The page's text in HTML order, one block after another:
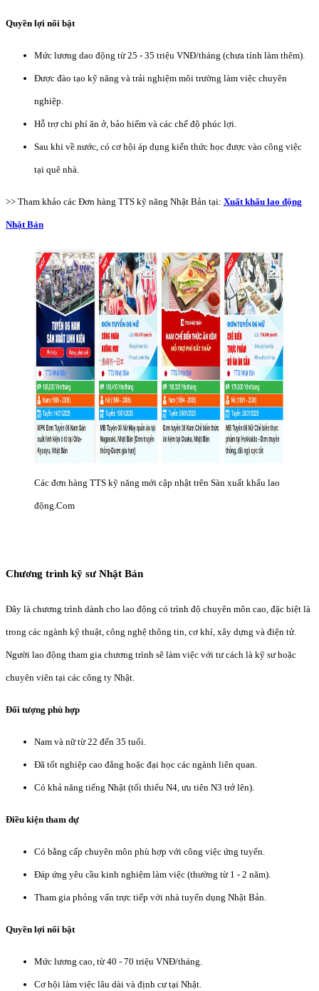
Quyền lợi nổi bật
Mức lương dao động từ 25 - 35 triệu VNĐ/tháng (chưa tính làm thêm).
Được đào tạo kỹ năng và trải nghiệm môi trường làm việc chuyên
nghiệp.
Hỗ trợ chi phí ăn ở, bảo hiểm và các chế độ phúc lợi.
Sau khi về nước, có cơ hội áp dụng kiến thức học được vào công việc
tại quê nhà.
>> Tham khảo các Đơn hàng TTS kỹ năng Nhật Bản tại: Xuất khẩu lao động
Nhật Bản
Các đơn hàng TTS kỹ năng mới cập nhật trên Sàn xuất khẩu lao
động.Com
Chương trình kỹ sư Nhật Bản
Đây là chương trình dành cho lao động có trình độ chuyên môn cao, đặc biệt là
trong các ngành kỹ thuật, công nghệ thông tin, cơ khí, xây dựng và điện tử.
Người lao động tham gia chương trình sẽ làm việc với tư cách là kỹ sư hoặc
chuyên viên tại các công ty Nhật.
Đối tượng phù hợp
Nam và nữ từ 22 đến 35 tuổi.
Đã tốt nghiệp cao đẳng hoặc đại học các ngành liên quan.
Có khả năng tiếng Nhật (tối thiểu N4, ưu tiên N3 trở lên).
Điều kiện tham dự
Có bằng cấp chuyên môn phù hợp với công việc ứng tuyển.
Đáp ứng yêu cầu kinh nghiệm làm việc (thường từ 1 - 2 năm).
Tham gia phỏng vấn trực tiếp với nhà tuyển dụng Nhật Bản.
Quyền lợi nổi bật
Mức lương cao, từ 40 - 70 triệu VNĐ/tháng.
Cơ hội làm việc lâu dài và định cư tại Nhật.